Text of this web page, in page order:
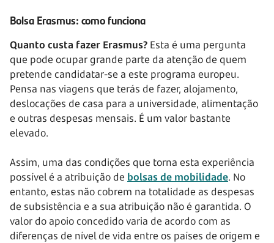
Bolsa Erasmus: como funciona
Quanto custa fazer Erasmus? Esta é uma pergunta
que pode ocupar grande parte da atenção de quem
pretende candidatar-se a este programa europeu.
Pensa nas viagens que terás de fazer, alojamento,
deslocações de casa para a universidade, alimentação
e outras despesas mensais. É um valor bastante
elevado.
Assim, uma das condições que torna esta experiência
possível é a atribuição de bolsas de mobilidade. No
entanto, estas não cobrem na totalidade as despesas
de subsistência e a sua atribuição não é garantida. O
valor do apoio concedido varia de acordo com as
diferenças de nível de vida entre os países de origem e